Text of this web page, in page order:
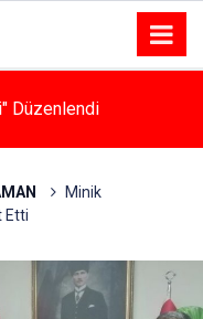
Düzenlendi
Minik
Etti